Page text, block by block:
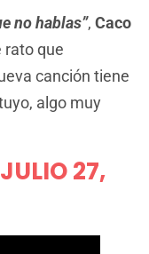
no hablas”, Caco
rato que
canción tiene
algo muy
27,